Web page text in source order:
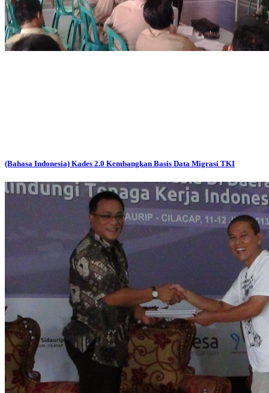
(Bahasa Indonesia) Kades 2.0 Kembangkan Basis Data Migrasi TKI